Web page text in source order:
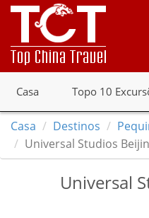
Casa Topo 10
Casa Destinos
Universal Studios
Universal